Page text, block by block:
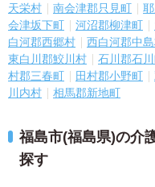
天栄村
南会津郡只見町
会津坂下町
河沼郡柳津町
白河郡西郷村
西白河郡中
東白川郡鮫川村
石川郡石
村郡三春町
田村郡小野町
川内村
相馬郡新地町
福島市(福島県)の介
探す